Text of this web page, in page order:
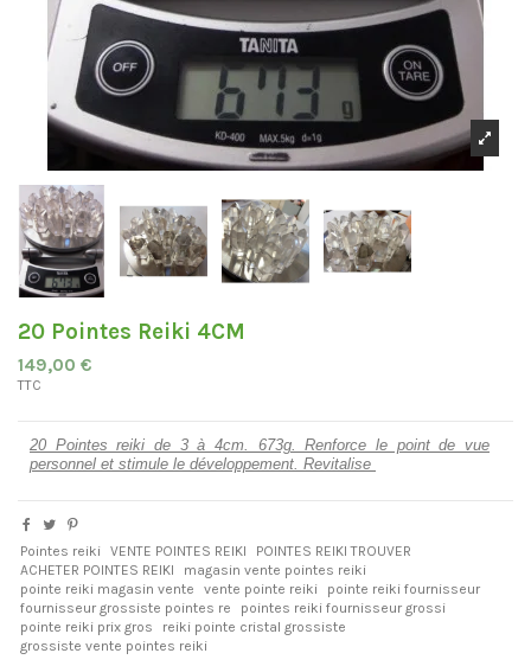
20 Pointes Reiki 4CM
149,00 €
TTC
20 Pointes reiki de 3 à 4cm. 673g. Renforce le point de vue
personnel et stimule le développement. Revitalise
Pointes reiki VENTE POINTES REIKI
POINTES REIKI TROUVER
ACHETER POINTES REIKI
magasin vente pointes reiki
pointe reiki magasin vente
vente pointe reiki
pointe reiki fournisseur
fournisseur grossiste pointes re
pointes reiki fournisseur grossi
pointe reiki prix gros
reiki pointe cristal grossiste
grossiste vente pointes reiki